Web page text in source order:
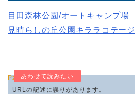
目田森林公園/オートキャンプ場
見晴らしの丘公園キララコテージ
Pz-LinkCard
- URLの記述に誤りがあります。